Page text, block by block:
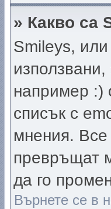
» Какво са
Smileys,
например :)
списък с
мнения.
превръщат
да го
Върнете се в